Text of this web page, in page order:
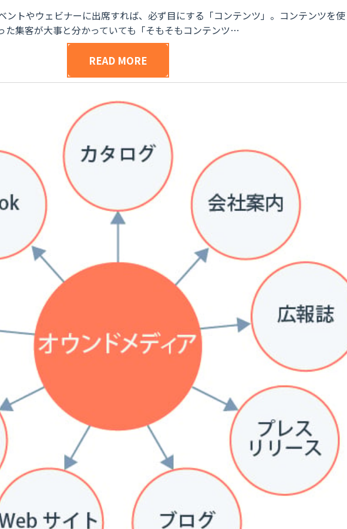
ントやウェビナーに出席すれば、必ず目にする「コンテンツ」。コンテンツを使
た集客が大事と分かっていても「そもそもコンテンツ…
READ MORE